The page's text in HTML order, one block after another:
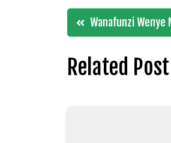
Post
navigation
Wanafunzi Wenye
Related Post